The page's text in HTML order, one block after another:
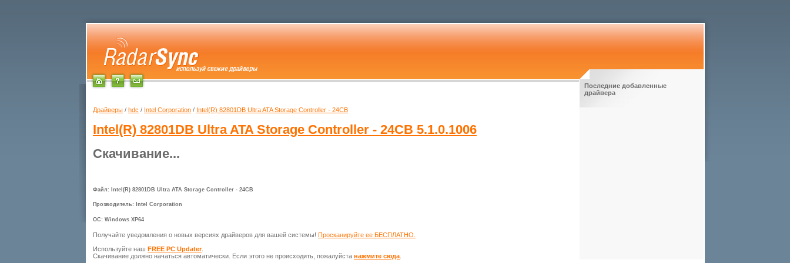
Драйверы / hdc / Intel Corporation / Intel(R) 82801DB Ultra ATA Storage Controller - 24CB
Intel(R) 82801DB Ultra ATA Storage Controller - 24CB 5.1.0.1006
Скачивание...
Файл: Intel(R) 82801DB Ultra ATA Storage Controller - 24CB
Прозводитель: Intel Corporation
ОС: Windows XP64
Получайте уведомления о новых версиях драйверов для вашей системы! Просканируйте ее БЕСПЛАТНО.
Используйте наш FREE PC Updater.
Скачивание должно начаться автоматически. Если этого не происходить, пожалуйста нажмите сюда
Последние добавленные
драйвера